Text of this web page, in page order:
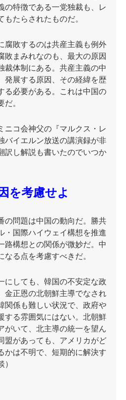
の特徴である一党独裁も、レ
たらされたものだ。
敗するのは共産主義も例外
敗まみれなのも、最大の原因
裁体制にある。共産主義の中
発展する原因、その経緯を歴
る必要がある。これは中国の
だ。
コ会神父の『マルクス・レ
バイエルン放送の講演録が非
訳し解説も書いたのでいつか
を考慮せよ
問題は中国の動向だ。勝共
・国際ハイウェイ構想を推進
路構想との関係が微妙だ。中
なる点を考慮すべきだ。
しても、韓国の不安定な政
金正恩の北朝鮮主導でなされ
関係も難しい状況で、政府や
する雰囲気にはない。北朝鮮
がいて、北主導の統一を望ん
盟があっても、アメリカがど
かは不明で、短期的に解決す